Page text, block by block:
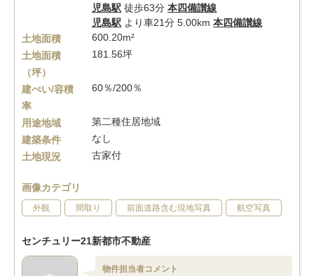
児島駅 徒歩63分 本四備讃線
児島駅 より車21分 5.00km 本四備讃線
土地面積
600.20m²
土地面積
（坪）
181.56坪
建ぺい/容積
率
60％/200％
用途地域
第二種住居地域
建築条件
なし
土地現況
古家付
画像カテゴリ
外観 間取り 前面道路含む現地写真 航空写真
センチュリー21新都市不動産
物件担当者コメント